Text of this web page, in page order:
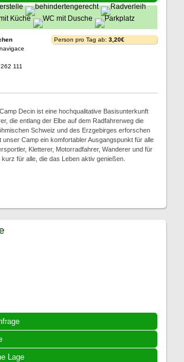
111
Person pro Tag ab: 3,20€
Decin ist eine hochqualitative Basisunterkunft
die entlang der Elbe auf dem Radfahrerweg die
Schweiz und des Erzgebirges erforschen
unser Camp ein komfortabler Ausgangspunkt für alle
Kletterer, Motorradfahrer, Wanderer und für
für alle, die das Leben aktiv genießen.
Lage